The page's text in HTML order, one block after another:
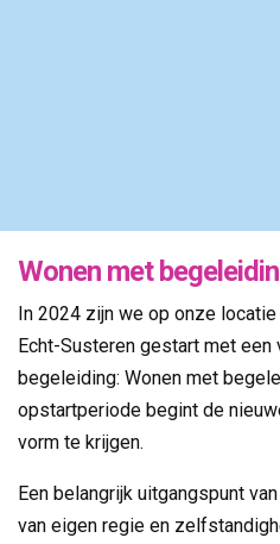
Wonen met
In 2024 zijn we op onze
Echt-Susteren gestart met een
begeleiding: Wonen met
opstartperiode begint de
vorm te krijgen.
Een belangrijk uitgangspunt
van eigen regie en